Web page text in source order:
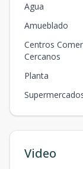
Agua
Amueblado
Centros
Cercanos
Planta
Video